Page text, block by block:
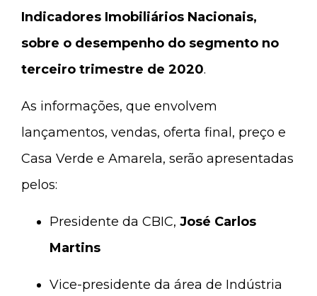
Indicadores Imobiliários Nacionais,
sobre o desempenho do segmento no
terceiro trimestre de 2020.
As informações, que envolvem
lançamentos, vendas, oferta final, preço e
Casa Verde e Amarela, serão apresentadas
pelos:
Presidente da CBIC, José Carlos
Martins
Vice-presidente da área de Indústria